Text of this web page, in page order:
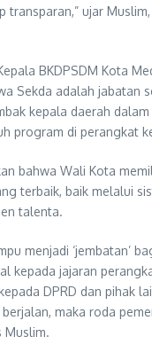
transparan,” ujar
BKDPSDM Kota
Sekda adalah jabatan
kepala daerah dalam
program di perangkat
bahwa Wali Kota
terbaik, baik melalui
talenta.
menjadi ‘jembatan’
kepada jajaran
DPRD dan pihak
maka roda
Muslim.